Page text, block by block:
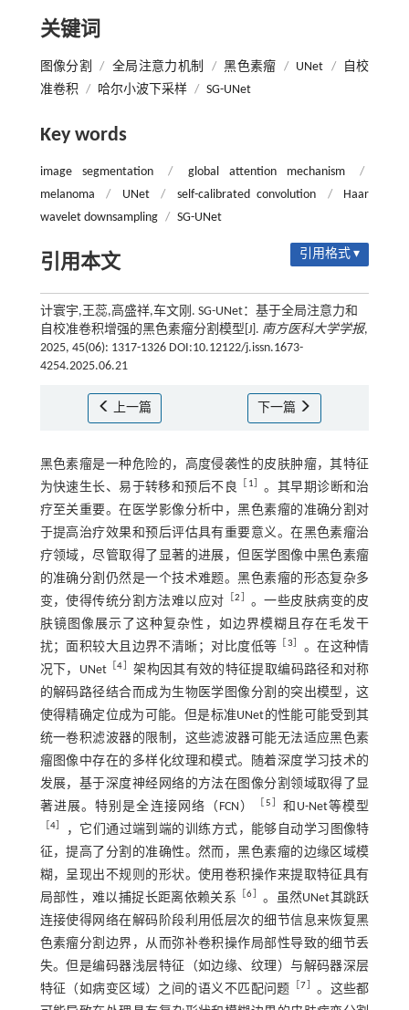
关键词
图像分割 / 全局注意力机制 / 黑色素瘤 / UNet /
自校
准卷积 / 哈尔小波下采样 / SG-UNet
Key words
image segmentation / global attention mechanism
/
melanoma
/ UNet / self-calibrated convolution /
Haar
wavelet downsampling / SG-UNet
引用本文 引用格式 ▾
计寰宇,王蕊,高盛祥,车文刚. SG-UNet：基于全局注意力和
自校准卷积增强的黑色素瘤分割模型[J]. 南方医科大学学报,
2025, 45(06): 1317-1326 DOI:10.12122/j.issn.1673-
4254.2025.06.21
上一篇 下一篇
黑色素瘤是一种危险的，高度侵袭性的皮肤肿瘤，其特征
为快速生长、易于转移和预后不良
1
。其早期诊断和治
疗至关重要。在医学影像分析中，黑色素瘤的准确分割对
于提高治疗效果和预后评估具有重要意义。在黑色素瘤治
疗领域，尽管取得了显著的进展，但医学图像中黑色素瘤
的准确分割仍然是一个技术难题。黑色素瘤的形态复杂多
变，使得传统分割方法难以应对 ［2
。一些皮肤病变的皮
肤镜图像展示了这种复杂性，如边界模糊且存在毛发干
扰；面积较大且边界不清晰；对比度低等
3
。在这种情
况下，UNet［4 ］架构因其有效的特征提取编码路径和对称
的解码路径结合而成为生物医学图像分割的突出模型，这
使得精确定位成为可能。但是标准UNet的性能可能受到其
统一卷积滤波器的限制，这些滤波器可能无法适应黑色素
瘤图像中存在的多样化纹理和模式。随着深度学习技术的
发展，基于深度神经网络的方法在图像分割领域取得了显
著进展。特别是全连接网络（FCN）
5 和U-Net等模型
［4
，它们通过端到端的训练方式，能够自动学习图像特
征，提高了分割的准确性。然而，黑色素瘤的边缘区域模
糊，呈现出不规则的形状。使用卷积操作来提取特征具有
局部性，难以捕捉长距离依赖关系 ［6
。虽然UNet其跳跃
连接使得网络在解码阶段利用低层次的细节信息来恢复黑
色素瘤分割边界，从而弥补卷积操作局部性导致的细节丢
失。但是编码器浅层特征（如边缘、纹理）与解码器深层
特征（如病变区域）之间的语义不匹配问题 ［7
。这些都